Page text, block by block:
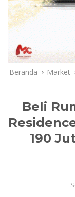
Beranda Market
Beli
190